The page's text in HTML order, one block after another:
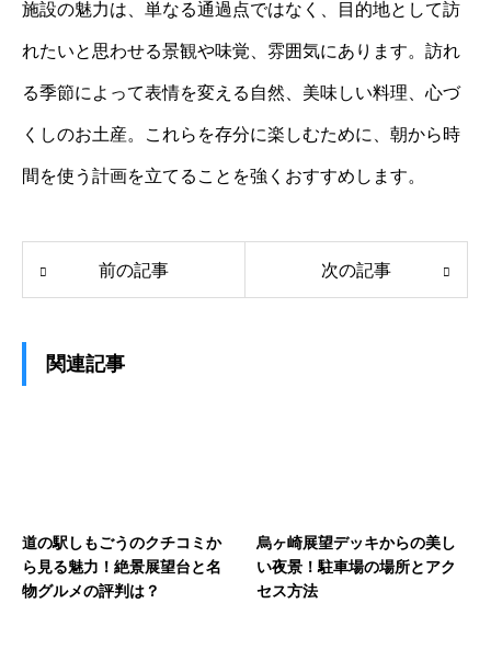
施設の魅力は、単なる通過点ではなく、目的地として訪
れたいと思わせる景観や味覚、雰囲気にあります。訪れ
る季節によって表情を変える自然、美味しい料理、心づ
くしのお土産。これらを存分に楽しむために、朝から時
間を使う計画を立てることを強くおすすめします。
前の記事 次の記事
関連記事
道の駅しもごうのクチコミか
ら見る魅力！絶景展望台と名
物グルメの評判は？
烏ヶ崎展望デッキからの美し
い夜景！駐車場の場所とアク
セス方法